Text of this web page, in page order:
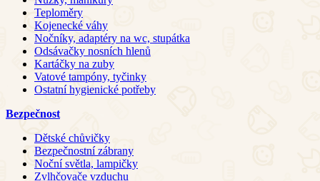
Teploměry
Kojenecké váhy
Nočníky, adaptéry na wc, stupátka
Odsávačky nosních hlenů
Kartáčky na zuby
Vatové tampóny, tyčinky
Ostatní hygienické potřeby
Bezpečnost
Dětské chůvičky
Bezpečnostní zábrany
Noční světla, lampičky
Zvlhčovače vzduchu